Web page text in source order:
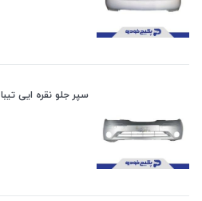
سپر جلو نقره ایی تیبا 50048 امیران